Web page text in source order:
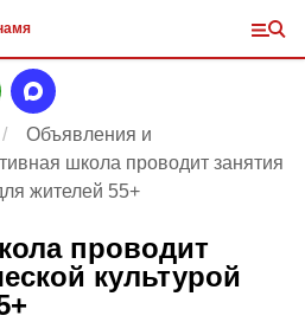
Объявления и
школа проводит занятия
жителей 55+
проводит
культурой